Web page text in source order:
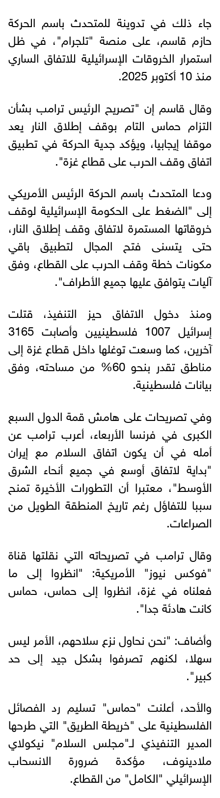
جاء ذلك في تدوينة للمتحدث باسم الحركة
حازم قاسم، على منصة "تلجرام"، في ظل
استمرار الخروقات الإسرائيلية للاتفاق الساري
منذ 10 أكتوبر 2025.
وقال قاسم إن "تصريح الرئيس ترامب بشأن
التزام حماس التام بوقف إطلاق النار يعد
موقفا إيجابيا، ويؤكد جدية الحركة في تطبيق
اتفاق وقف الحرب على قطاع غزة".
ودعا المتحدث باسم الحركة الرئيس الأمريكي
إلى "الضغط على الحكومة الإسرائيلية لوقف
خروقاتها المستمرة لاتفاق وقف إطلاق النار،
حتى يتسنى فتح المجال لتطبيق باقي
مكونات خطة وقف الحرب على القطاع، وفق
آليات يتوافق عليها جميع الأطراف".
ومنذ دخول الاتفاق حيز التنفيذ، قتلت
إسرائيل 1007 فلسطينيين وأصابت 3165
آخرين، كما وسعت توغلها داخل قطاع غزة إلى
مناطق تقدر بنحو 60% من مساحته، وفق
بيانات فلسطينية.
وفي تصريحات على هامش قمة الدول السبع
الكبرى في فرنسا الأربعاء، أعرب ترامب عن
أمله في أن يكون اتفاق السلام مع إيران
"بداية لاتفاق أوسع في جميع أنحاء الشرق
الأوسط"، معتبرا أن التطورات الأخيرة تمنح
سببا للتفاؤل رغم تاريخ المنطقة الطويل من
الصراعات.
وقال ترامب في تصريحاته التي نقلتها قناة
"فوكس نيوز" الأمريكية: "انظروا إلى ما
فعلناه في غزة، انظروا إلى حماس، حماس
كانت هادئة جدا".
وأضاف: "نحن نحاول نزع سلاحهم، الأمر ليس
سهلا، لكنهم تصرفوا بشكل جيد إلى حد
كبير".
والأحد، أعلنت "حماس" تسليم رد الفصائل
الفلسطينية على "خريطة الطريق" التي طرحها
المدير التنفيذي لـ"مجلس السلام" نيكولاي
ملادينوف، مؤكدة ضرورة الانسحاب
الإسرائيلي "الكامل" من القطاع.